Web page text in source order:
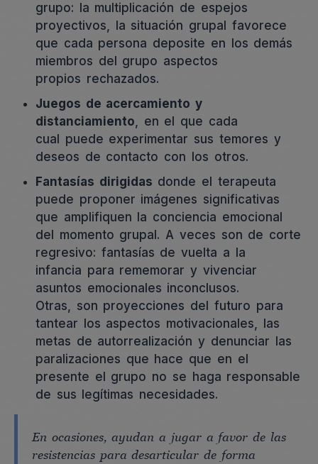
grupo: la multiplicación de espejos
proyectivos, la situación grupal favorece
que cada persona deposite en los demás
miembros del grupo aspectos
propios rechazados.
Juegos de acercamiento y
distanciamiento, en el que cada
cual puede experimentar sus temores y
deseos de contacto con los otros.
Fantasías dirigidas donde el terapeuta
puede proponer imágenes significativas
que amplifiquen la conciencia emocional
del momento grupal. A veces son de corte
regresivo: fantasías de vuelta a la
infancia para rememorar y vivenciar
asuntos emocionales inconclusos.
Otras, son proyecciones del futuro para
tantear los aspectos motivacionales, las
metas de autorrealización y denunciar las
paralizaciones que hace que en el
presente el grupo no se haga responsable
de sus legítimas necesidades.
En ocasiones, ayudan a jugar a favor de las
resistencias para desarticular de forma